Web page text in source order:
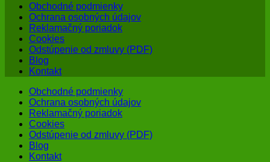
Obchodné podmienky
Ochrana osobných údajov
Reklamačný poriadok
Cookies
Odstúpenie od zmluvy (PDF)
Blog
Kontakt
Obchodné podmienky
Ochrana osobných údajov
Reklamačný poriadok
Cookies
Odstúpenie od zmluvy (PDF)
Blog
Kontakt